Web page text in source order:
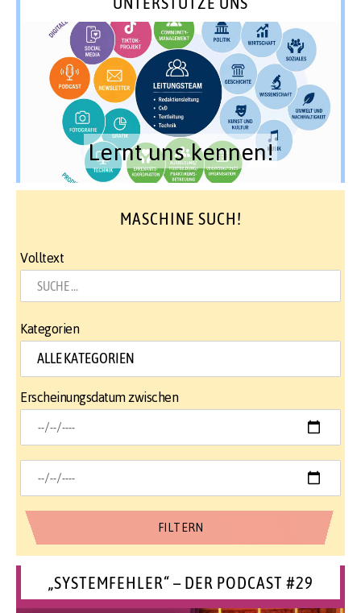
Lernt uns kennen!
MASCHINE SUCH!
Volltext
Kategorien
Erscheinungsdatum zwischen
„SYSTEMFEHLER“ – DER PODCAST #29